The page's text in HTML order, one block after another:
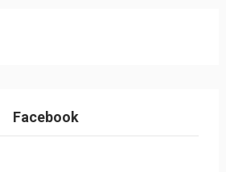
Facebook